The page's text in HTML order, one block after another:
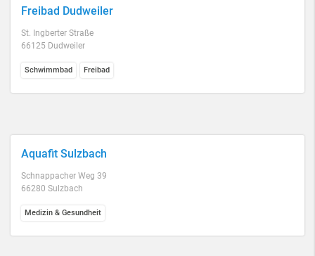
Freibad Dudweiler
St. Ingberter Straße
66125 Dudweiler
Schwimmbad Freibad
Aquafit Sulzbach
Schnappacher Weg 39
66280 Sulzbach
Medizin & Gesundheit